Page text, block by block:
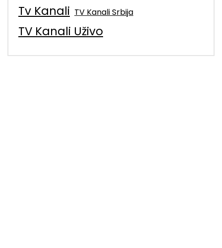
Tv Kanali TV Kanali Srbija
TV Kanali Uživo